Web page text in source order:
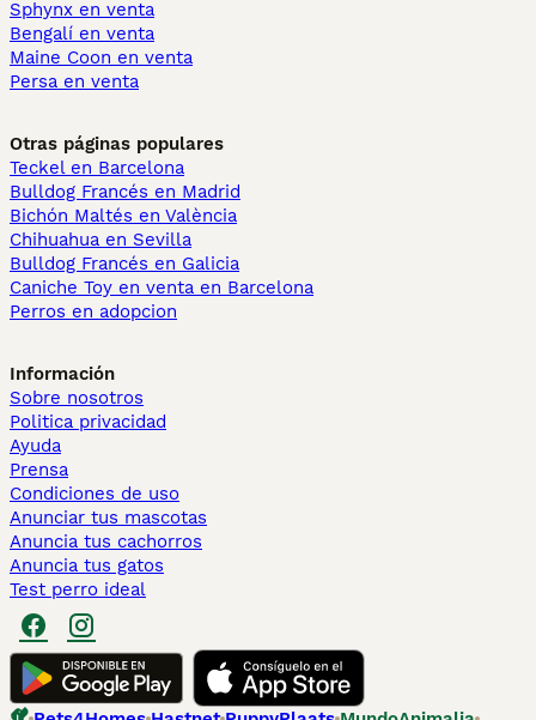
Sphynx en venta
Bengalí en venta
Maine Coon en venta
Persa en venta
Otras páginas populares
Teckel en Barcelona
Bulldog Francés en Madrid
Bichón Maltés en València
Chihuahua en Sevilla
Bulldog Francés en Galicia
Caniche Toy en venta en Barcelona
Perros en adopcion
Información
Sobre nosotros
Politica privacidad
Ayuda
Prensa
Condiciones de uso
Anunciar tus mascotas
Anuncia tus cachorros
Anuncia tus gatos
Test perro ideal